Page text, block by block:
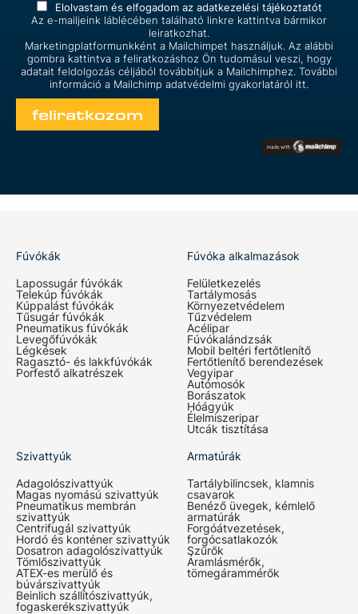
Elolvastam és elfogadom az adatkezelési tájékoztatót
Az e-mailjeink láblécében található linkre kattintva bármikor
leiratkozhat.
Marketingplatformunkként a Mailchimpet használjuk. Az alábbi
gombra kattintva a feliratkozáshoz Ön tudomásul veszi, hogy
adatait feldolgozás céljából továbbítjuk a Mailchimphez. További
információ a Mailchimp adatvédelmi gyakorlatáról itt.
Fúvókák
Lapossugár fúvókák
Telekúp fúvókák
Kúppalást fúvókák
Tűsugár fúvókák
Pneumatikus fúvókák
Levegőfúvókák
Légkések
Ragasztó- és lakkfúvókák
Porfestő alkatrészek
Fúvóka alkalmazások
Felületkezelés
Tartálymosás
Környezetvédelem
Tűzvédelem
Acélipar
Fúvókalándzsák
Mobil beltéri fertőtlenítő
Fertőtlenítő berendezések
Vegyipar
Autómosók
Borászatok
Hóágyúk
Élelmiszeripar
Utcák tisztítása
Szivattyúk
Adagolószivattyúk
Magas nyomású szivattyúk
Pneumatikus membrán
szivattyúk
Centrifugál szivattyúk
Hordó és konténer szivattyúk
Dosatron adagolószivattyúk
Tömlőszivattyúk
ATEX-es merülő és
búvárszivattyúk
Beinlich szállítószivattyúk,
fogaskerékszivattyúk
Armatúrák
Tartálybilincsek, klamnis
csavarok
Benéző üvegek, kémlelő
armatúrák
Forgóátvezetések,
forgócsatlakozók
Szűrők
Áramlásmérők,
tömegárammérők